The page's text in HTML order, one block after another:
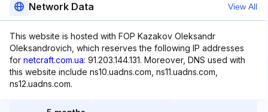
Network Data View All
This website is hosted with FOP Kazakov Oleksandr
Oleksandrovich, which reserves the following IP addresses
for netcraft.com.ua: 91.203.144.131. Moreover, DNS used with
this website include ns10.uadns.com, ns11.uadns.com,
ns12.uadns.com.